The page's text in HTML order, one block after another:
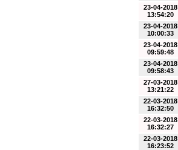
23-04-2018
13:54:20
23-04-2018
10:00:33
23-04-2018
09:59:48
23-04-2018
09:58:43
27-03-2018
13:21:22
22-03-2018
16:32:50
22-03-2018
16:32:27
22-03-2018
16:23:52